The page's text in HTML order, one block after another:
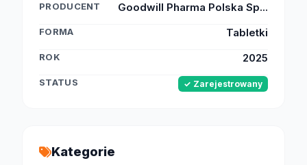
PRODUCENT Goodwill Pharma Polska Sp...
FORMA Tabletki
ROK 2025
STATUS ✓ Zarejestrowany
Kategorie